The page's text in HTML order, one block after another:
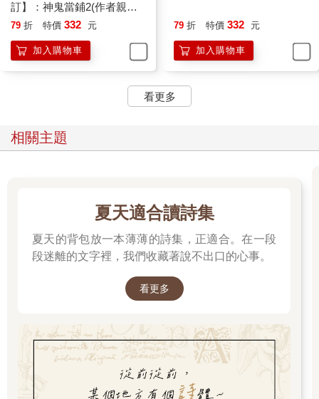
訂】：神鬼當鋪2(作者親簽
＋雨漸耳金屬書籤)
79 折 特價 332 元
加入購物車
79 折 特價 332 元
加入購物車
看更多
相關主題
夏天適合讀詩集
夏天的背包放一本薄薄的詩集，正適合。在一段
段迷離的文字裡，我們收藏著說不出口的心事。
看更多